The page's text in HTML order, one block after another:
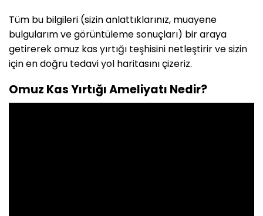
Tüm bu bilgileri (sizin anlattıklarınız, muayene
bulgularım ve görüntüleme sonuçları) bir araya
getirerek omuz kas yırtığı teşhisini netleştirir ve sizin
için en doğru tedavi yol haritasını çizeriz.
Omuz Kas Yırtığı Ameliyatı Nedir?